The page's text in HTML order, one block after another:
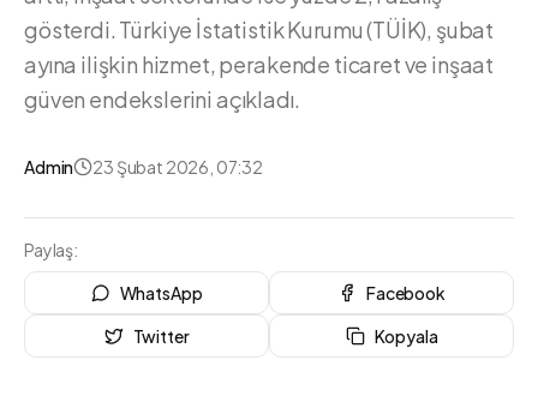
gösterdi. Türkiye İstatistik Kurumu (TÜİK), şubat
ayına ilişkin hizmet, perakende ticaret ve inşaat
güven endekslerini açıkladı.
Admin 23 Şubat 2026, 07:32
Paylaş:
WhatsApp
Facebook
Twitter
Kopyala